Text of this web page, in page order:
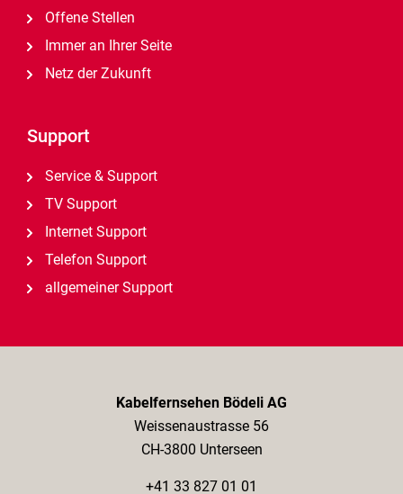
Offene Stellen
Immer an Ihrer Seite
Netz der Zukunft
Support
Service & Support
TV Support
Internet Support
Telefon Support
allgemeiner Support
Kabelfernsehen Bödeli AG
Weissenaustrasse 56
CH-3800 Unterseen
+41 33 827 01 01